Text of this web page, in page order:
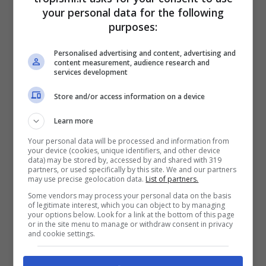
E qui entra in gioco la “magia” dei 2 euro.
Posizionando un semplice foglio di carta
stagnola dietro al termosifone, il calore che
normalmente verrebbe assorbito dal muro
viene invece riflesso verso l’interno della
stanza.La stagnola agisce come uno
sorprendentemente efficace.
In pratica, si crea una piccola barriera che
impedisce al calore di disperdersi e lo rimanda
your personal data for the following
purposes:
Personalised advertising and content, advertising and
content measurement, audience research and
services development
Store and/or access information on a device
Learn more
Your personal data will be processed and information from
your device (cookies, unique identifiers, and other device
data) may be stored by, accessed by and shared with 319
partners, or used specifically by this site. We and our partners
may use precise geolocation data. List of partners.
Some vendors may process your personal data on the basis
of legitimate interest, which you can object to by managing
your options below. Look for a link at the bottom of this page
or in the site menu to manage or withdraw consent in privacy
and cookie settings.